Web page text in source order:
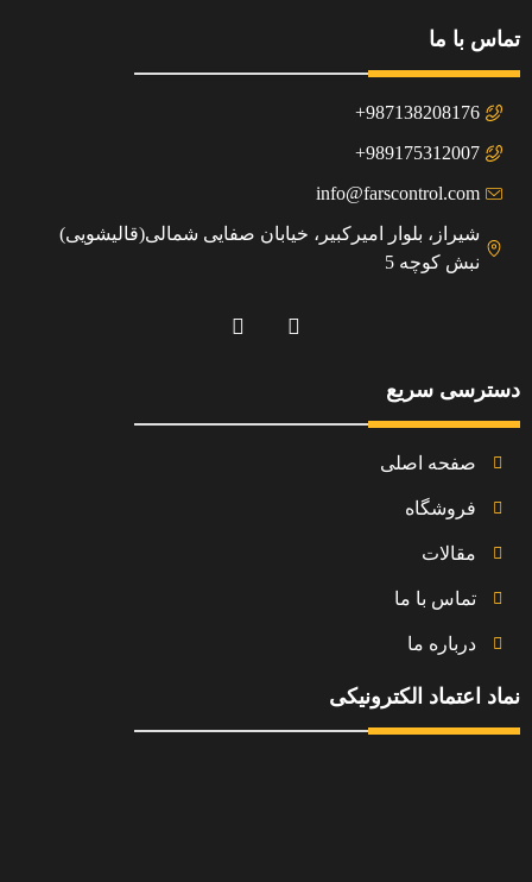
تماس با ما
987138208176+
989175312007+
info@farscontrol.com
شیراز، بلوار امیرکبیر، خیابان صفایی شمالی(قالیشویی)
نبش کوچه 5
دسترسی سریع
صفحه اصلی
فروشگاه
مقالات
تماس با ما
درباره ما
نماد اعتماد الکترونیکی